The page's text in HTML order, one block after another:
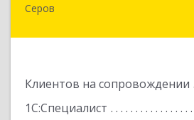
Серов
Клиентов на сопровождении
1С:Специалист
624993, Свердловская обл,